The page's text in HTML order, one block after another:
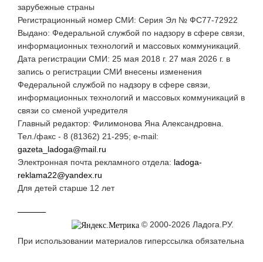
зарубежные страны
Регистрационный номер СМИ: Серия Эл № ФС77-72922
Выдано: Федеральной службой по надзору в сфере связи,
информационных технологий и массовых коммуникаций.
Дата регистрации СМИ: 25 мая 2018 г. 27 мая 2026 г. в
запись о регистрации СМИ внесены изменения
Федеральной службой по надзору в сфере связи,
информационных технологий и массовых коммуникаций в
связи со сменой учредителя
Главный редактор: Филимонова Яна Александровна.
Тел./факс - 8 (81362) 21-295; e-mail:
gazeta_ladoga@mail.ru
Электронная почта рекламного отдела: ladoga-
reklama22@yandex.ru
Для детей старше 12 лет
© 2000-2026 Ладога.РУ.
При использовании материалов гиперссылка обязательна